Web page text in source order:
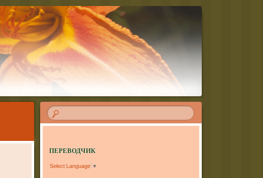
ПЕРЕВОДЧИК
Select Language ▼